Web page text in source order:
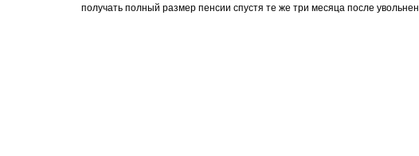
получать полный размер пенсии спустя те же три месяца после